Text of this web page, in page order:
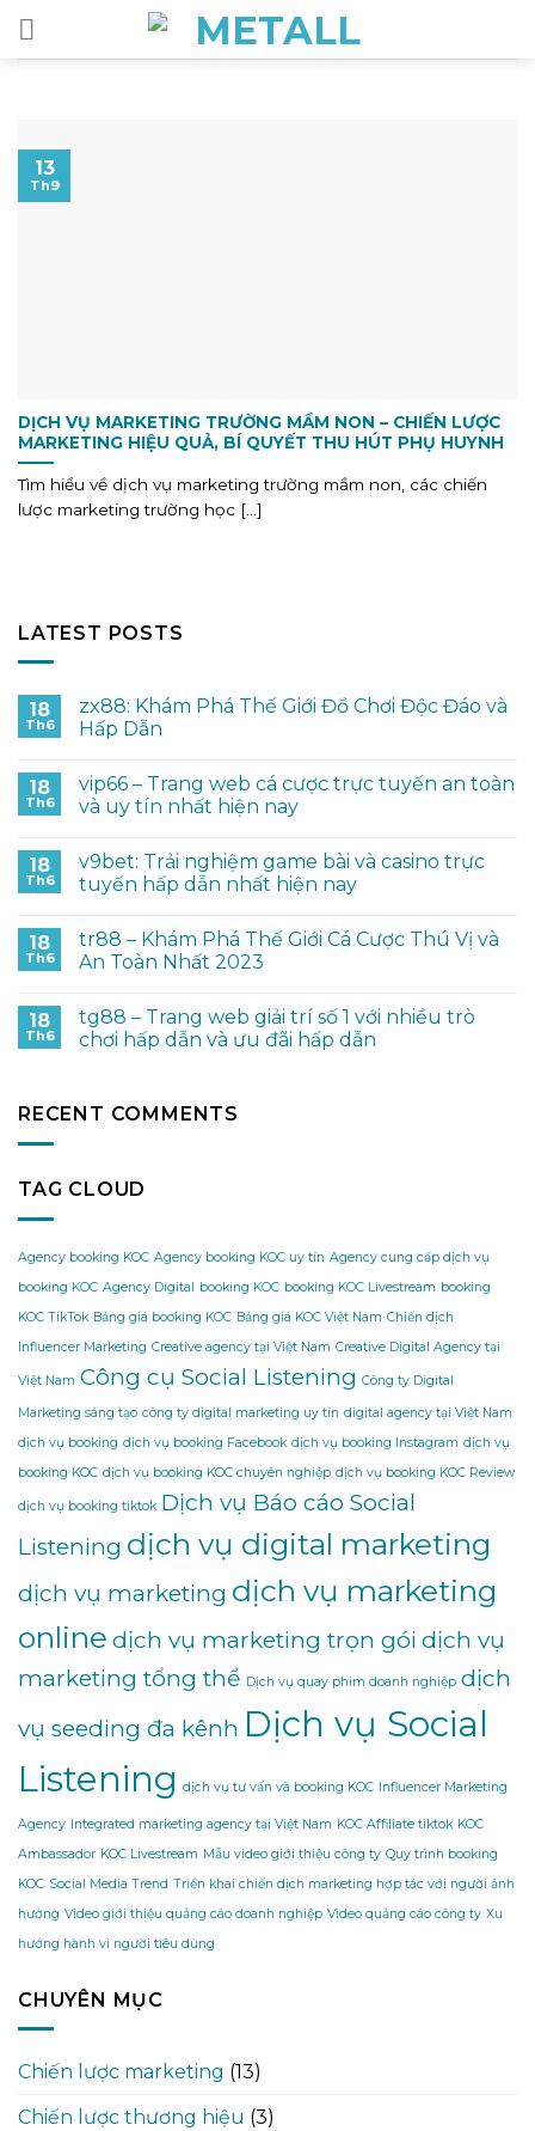
Skip
DỊCH VỤ MARKETING TRƯỜNG MẦM NON – CHIẾN LƯỢC
MARKETING HIỆU QUẢ, BÍ QUYẾT THU HÚT PHỤ HUYNH
Tìm hiểu về dịch vụ marketing trường mầm non, các chiến
lược marketing trường học [...]
13
Th9
LATEST POSTS
18
Th6
zx88: Khám Phá Thế Giới Đồ Chơi Độc Đáo và
Hấp Dẫn
18
Th6
vip66 – Trang web cá cược trực tuyến an toàn
và uy tín nhất hiện nay
18
Th6
v9bet: Trải nghiệm game bài và casino trực
tuyến hấp dẫn nhất hiện nay
18
Th6
tr88 – Khám Phá Thế Giới Cá Cược Thú Vị và
An Toàn Nhất 2023
18
Th6
tg88 – Trang web giải trí số 1 với nhiều trò
chơi hấp dẫn và ưu đãi hấp dẫn
RECENT COMMENTS
TAG CLOUD
Agency booking KOC Agency booking KOC uy tín Agency cung cấp dịch vụ
booking KOC Agency Digital booking KOC booking KOC Livestream booking
KOC TikTok Bảng giá booking KOC Bảng giá KOC Việt Nam Chiến dịch
Influencer Marketing Creative agency tại Việt Nam Creative Digital Agency tại
Việt Nam Công cụ Social Listening Công ty Digital
Marketing sáng tạo công ty digital marketing uy tín digital agency tại Việt Nam
dịch vụ booking dịch vụ booking Facebook dịch vụ booking Instagram dịch vụ
booking KOC dịch vụ booking KOC chuyên nghiệp dịch vụ booking KOC Review
dịch vụ booking tiktok Dịch vụ Báo cáo Social
Listening dịch vụ digital marketing
dịch vụ marketing dịch vụ marketing
online dịch vụ marketing trọn gói dịch vụ
marketing tổng thể Dịch vụ quay phim doanh nghiệp dịch
vụ seeding đa kênh Dịch vụ Social
Listening dịch vụ tư vấn và booking KOC Influencer Marketing
Agency Integrated marketing agency tại Việt Nam KOC Affiliate tiktok KOC
Ambassador KOC Livestream Mẫu video giới thiệu công ty Quy trình booking
KOC Social Media Trend Triển khai chiến dịch marketing hợp tác với người ảnh
hưởng Video giới thiệu quảng cáo doanh nghiệp Video quảng cáo công ty Xu
hướng hành vi người tiêu dùng
CHUYÊN MỤC
Chiến lược marketing (13)
Chiến lược thương hiệu (3)